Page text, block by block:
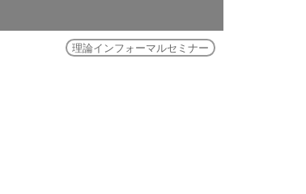
理論インフォーマルセミナー